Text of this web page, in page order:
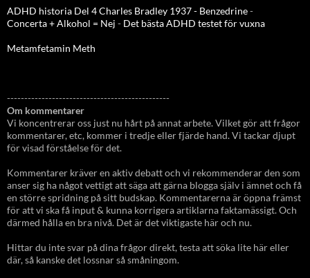
ADHD historia Del 4 Charles Bradley 1937 - Benzedrine-
Concerta + Alkohol = Nej - Det bästa ADHD testet för vuxna
Metamfetamin Meth
-----------------------------------------------
Om kommentarer
Vi koncentrerar oss just nu hårt på annat arbete. Vilket gör att frågor
kommentarer, etc, kommer i tredje eller fjärde hand. Vi tackar djupt
för visad förståelse för det.
Kommentarer kräver en aktiv debatt och vi rekommenderar den som
anser sig ha något vettigt att säga att gärna blogga själv i ämnet och få
en större spridning på sitt budskap. Kommentarerna är öppna främst
för att vi ska få input & kunna korrigera artiklarna faktamässigt. Och
därmed hålla en bra nivå. Det är det viktigaste här och nu.
Hittar du inte svar på dina frågor direkt, testa att söka lite här eller
där, så kanske det lossnar så småningom.